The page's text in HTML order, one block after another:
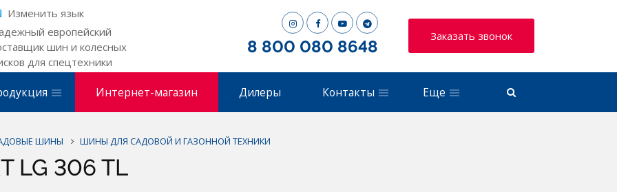
Изменить язык
европейский
шин и колесных
для спецтехники
8 800 080 8648
Заказать звонок
Интернет-магазин Дилеры Контакты Еще
ШИНЫ ШИНЫ ДЛЯ САДОВОЙ И ГАЗОННОЙ ТЕХНИКИ
LG 306 TL